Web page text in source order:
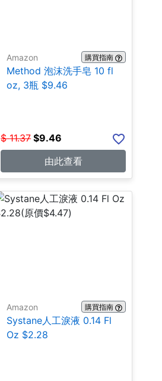
Amazon 購買指南
Method 泡沫洗手皂 10 fl
oz, 3瓶 $9.46
$ 11.37 $9.46
由此查看
Amazon 購買指南
Systane人工淚液 0.14 Fl
Oz $2.28